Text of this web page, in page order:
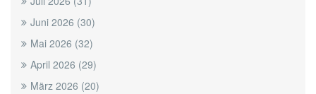
Juni 2026 (30)
Mai 2026 (32)
April 2026 (29)
März 2026 (20)